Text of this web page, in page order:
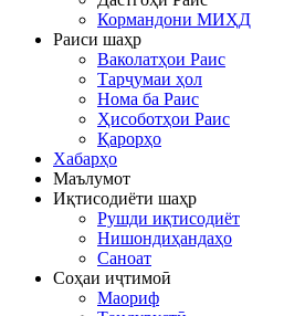
Кормандони МИҲД
Раиси шаҳр
Ваколатҳои Раис
Тарҷумаи ҳол
Нома ба Раис
Ҳисоботҳои Раис
Қарорҳо
Хабарҳо
Маълумот
Иқтисодиёти шаҳр
Рушди иқтисодиёт
Нишондиҳандаҳо
Саноат
Соҳаи иҷтимоӣ
Маориф